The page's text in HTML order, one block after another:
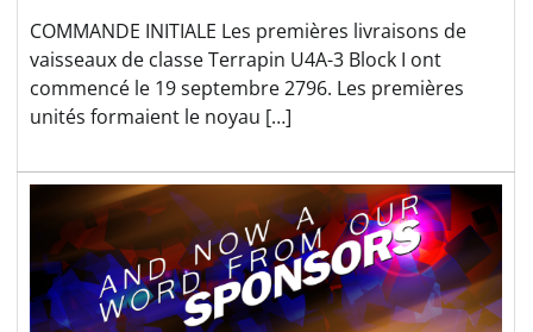
COMMANDE INITIALE Les premières livraisons de
vaisseaux de classe Terrapin U4A-3 Block I ont
commencé le 19 septembre 2796. Les premières
unités formaient le noyau […]